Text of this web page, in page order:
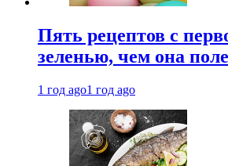
Пять рецептов с
зеленью, чем она
1 год ago1 год ago